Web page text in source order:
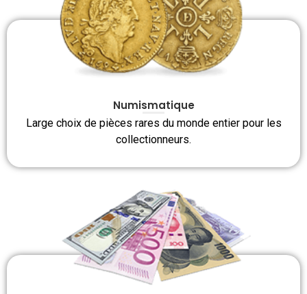
Numismatique
Large choix de pièces rares du monde entier pour les
collectionneurs.